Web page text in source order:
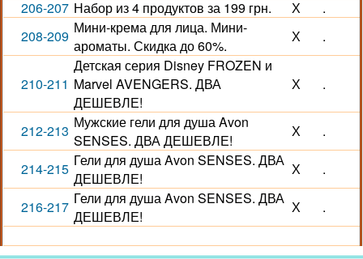
206-207 Набор из 4 продуктов за 199 грн. Х
.
208-209 Мини-крема для лица. Мини-
ароматы. Скидка до 60%.
Х .
210-211
Детская серия Disney FROZEN и
Marvel AVENGERS. ДВА
ДЕШЕВЛЕ!
Х .
212-213 Мужские гели для душа Avon
SENSES. ДВА ДЕШЕВЛЕ!
Х .
214-215 Гели для душа Avon SENSES. ДВА
ДЕШЕВЛЕ!
Х .
216-217 Гели для душа Avon SENSES. ДВА
ДЕШЕВЛЕ!
Х .